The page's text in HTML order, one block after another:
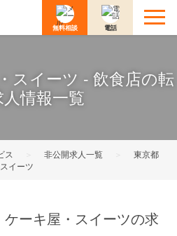
無料相談 電話
スイーツ - 飲食店の転
情報一覧
ス 非公開求人一覧
東京都
イーツ
ーキ屋・スイーツの求